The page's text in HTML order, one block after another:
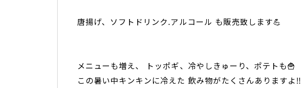
唐揚げ、ソフトドリンク.アルコール も販売致します💪
メニューも増え、 トッポギ、冷やしきゅーり、ポテトも🍟
この暑い中キンキンに冷えた 飲み物がたくさんありますよ‼️